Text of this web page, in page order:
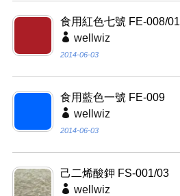
食用紅色七號 FE-008/01
wellwiz
2014-06-03
食用藍色一號 FE-009
wellwiz
2014-06-03
己二烯酸鉀 FS-001/03
wellwiz